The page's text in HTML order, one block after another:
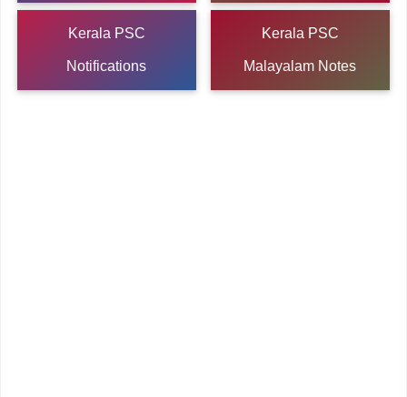
Kerala PSC
Notifications
Kerala PSC
Malayalam Notes